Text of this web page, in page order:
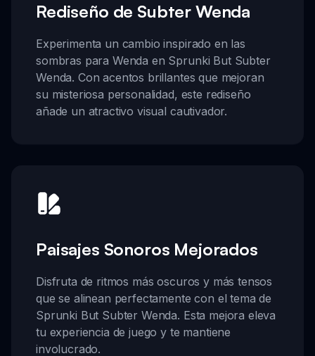
Rediseño de Subter Wenda
Experimenta un cambio inspirado en las
sombras para Wenda en Sprunki But Subter
Wenda. Con acentos brillantes que mejoran
su misteriosa personalidad, este rediseño
añade un atractivo visual cautivador.
Paisajes Sonoros Mejorados
Disfruta de ritmos más oscuros y más tensos
que se alinean perfectamente con el tema de
Sprunki But Subter Wenda. Esta mejora eleva
tu experiencia de juego y te mantiene
involucrado.